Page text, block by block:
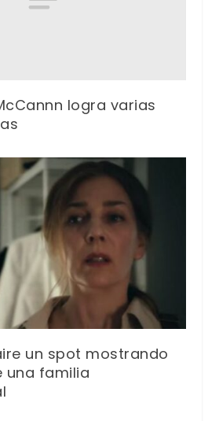
logra varias
un spot mostrando
una familia